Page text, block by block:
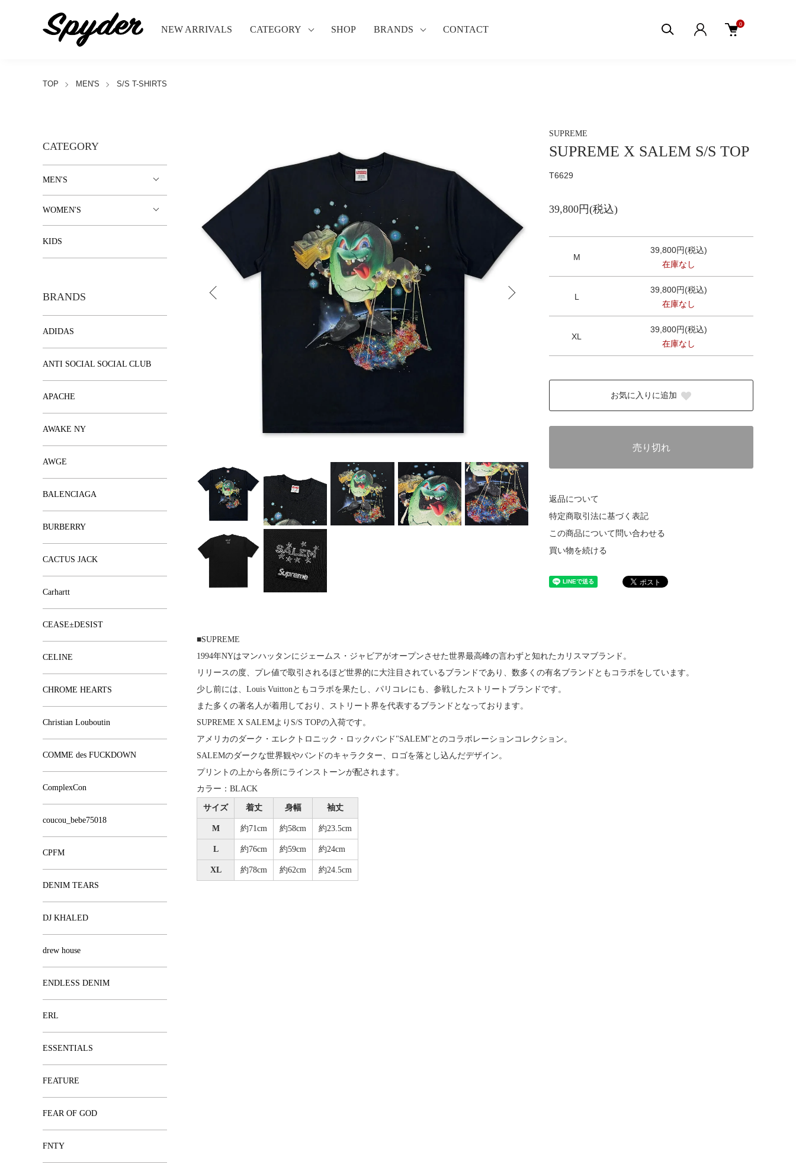
NEW ARRIVALS CATEGORY SHOP BRANDS CONTACT
0
TOP MEN'S S/S T-SHIRTS
SUPREME
SUPREME X SALEM S/S TOP
T6629
39,800円(税込)
M
39,800円(税込)
在庫なし
L
39,800円(税込)
在庫なし
XL
39,800円(税込)
在庫なし
お気に入りに追加
売り切れ
返品について
特定商取引法に基づく表記
この商品について問い合わせる
買い物を続ける
■SUPREME
1994年NYはマンハッタンにジェームス・ジャビアがオープンさせた世界最高峰の言わずと知れたカリスマブランド。
リリースの度、プレ値で取引されるほど世界的に大注目されているブランドであり、数多くの有名ブランドともコラボをしています。
少し前には、Louis Vuittonともコラボを果たし、パリコレにも、参戦したストリートブランドです。
また多くの著名人が着用しており、ストリート界を代表するブランドとなっております。
SUPREME X SALEMよりS/S TOPの入荷です。
アメリカのダーク・エレクトロニック・ロックバンド"SALEM"とのコラボレーションコレクション。
SALEMのダークな世界観やバンドのキャラクター、ロゴを落とし込んだデザイン。
プリントの上から各所にラインストーンが配されます。
カラー：BLACK
サイズ 着丈 身幅 袖丈
M 約71cm 約58cm 約23.5cm
L 約76cm 約59cm 約24cm
XL 約78cm 約62cm 約24.5cm
CATEGORY
MEN'S
WOMEN'S
KIDS
BRANDS
ADIDAS
ANTI SOCIAL SOCIAL CLUB
APACHE
AWAKE NY
AWGE
BALENCIAGA
BURBERRY
CACTUS JACK
Carhartt
CEASE±DESIST
CELINE
CHROME HEARTS
Christian Louboutin
COMME des FUCKDOWN
ComplexCon
coucou_bebe75018
CPFM
DENIM TEARS
DJ KHALED
drew house
ENDLESS DENIM
ERL
ESSENTIALS
FEATURE
FEAR OF GOD
FNTY